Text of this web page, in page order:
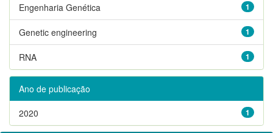
1
Engenharia Genética
1
Genetic engineering
1
RNA
Ano de publicação
1
2020